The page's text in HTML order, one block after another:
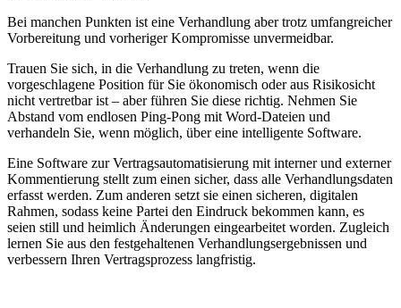
Bei manchen Punkten ist eine Verhandlung aber trotz umfangreicher
Vorbereitung und vorheriger Kompromisse unvermeidbar.
Trauen Sie sich, in die Verhandlung zu treten, wenn die
vorgeschlagene Position für Sie ökonomisch oder aus Risikosicht
nicht vertretbar ist – aber führen Sie diese richtig. Nehmen Sie
Abstand vom endlosen Ping-Pong mit Word-Dateien und
verhandeln Sie, wenn möglich, über eine intelligente Software.
Eine Software zur Vertragsautomatisierung mit interner und externer
Kommentierung stellt zum einen sicher, dass alle Verhandlungsdaten
erfasst werden. Zum anderen setzt sie einen sicheren, digitalen
Rahmen, sodass keine Partei den Eindruck bekommen kann, es
seien still und heimlich Änderungen eingearbeitet worden. Zugleich
lernen Sie aus den festgehaltenen Verhandlungsergebnissen und
verbessern Ihren Vertragsprozess langfristig.